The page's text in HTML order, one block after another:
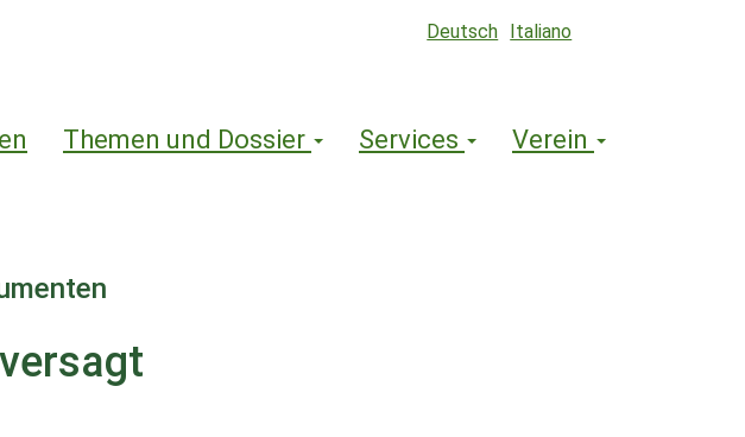
Deutsch Italiano
Themen und Dossier Services Verein